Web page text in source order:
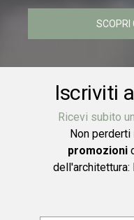
SCOPRI
Iscriviti
Ricevi subito un
Non perderti
promozioni